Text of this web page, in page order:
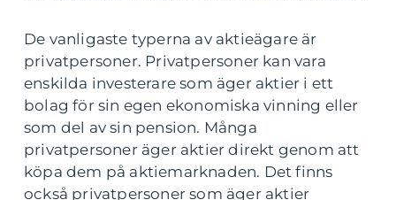
De vanligaste typerna av aktieägare är
privatpersoner. Privatpersoner kan vara
enskilda investerare som äger aktier i ett
bolag för sin egen ekonomiska vinning eller
som del av sin pension. Många
privatpersoner äger aktier direkt genom att
köpa dem på aktiemarknaden. Det finns
också privatpersoner som äger aktier